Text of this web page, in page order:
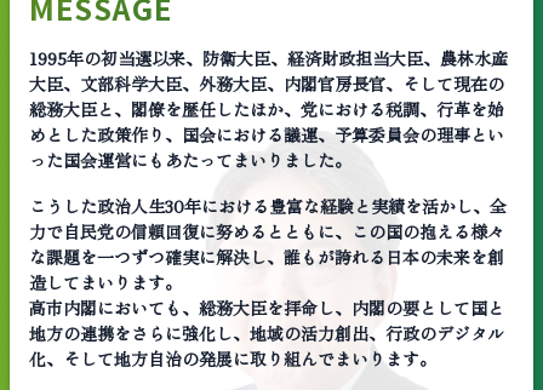
1995年の初当選以来、防衛大臣、経済財政担当大臣、農林水産
大臣、文部科学大臣、外務大臣、内閣官房長官、そして現在の
総務大臣と、閣僚を歴任したほか、党における税調、行革を始
めとした政策作り、国会における議運、予算委員会の理事とい
った国会運営にもあたってまいりました。
こうした政治人生30年における豊富な経験と実績を活かし、全
力で自民党の信頼回復に努めるとともに、この国の抱える様々
な課題を一つずつ確実に解決し、誰もが誇れる日本の未来を創
造してまいります。
高市内閣においても、総務大臣を拝命し、内閣の要として国と
地方の連携をさらに強化し、地域の活力創出、行政のデジタル
化、そして地方自治の発展に取り組んでまいります。